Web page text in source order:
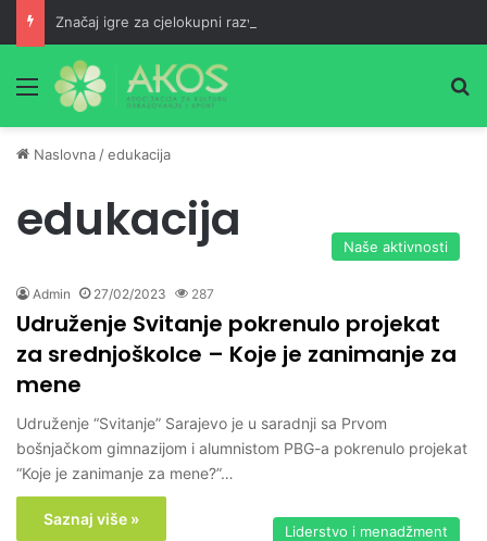
Značaj igre za cjelokupni razvoj djeteta
Meni
Naslovna /edukacija
edukacija Naše aktivnosti
Admin 27/02/2023 287
Udruženje Svitanje pokrenulo projekat
za srednjoškolce – Koje je zanimanje za
mene
Udruženje “Svitanje” Sarajevo je u saradnji sa Prvom
bošnjačkom gimnazijom i alumnistom PBG-a pokrenulo projekat
“Koje je zanimanje za mene?”…
Saznaj više »
Liderstvo i menadžment